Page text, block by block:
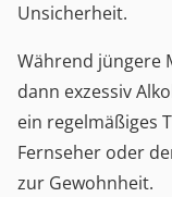
Unsicherheit.
Während jüngere
dann exzessiv
ein regelmäßiges
Fernseher oder
zur Gewohnheit.